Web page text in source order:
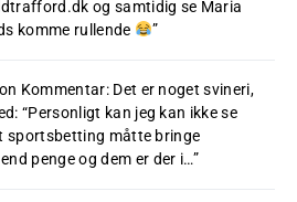
og samtidig se Maria
komme rullende
”
on Kommentar: Det er noget svineri,
: “Personligt kan jeg kan ikke se
sportsbetting måtte bringe
penge og dem er der i…”